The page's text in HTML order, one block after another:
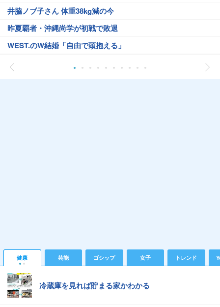
井脇ノブ子さん 体重38kg減の今
昨夏覇者・沖縄尚学が初戦で敗退
WEST.のW結婚「自由で頭抱える」
健康 芸能 ゴシップ 女子 トレンド
冷蔵庫を見れば貯まる家かわかる